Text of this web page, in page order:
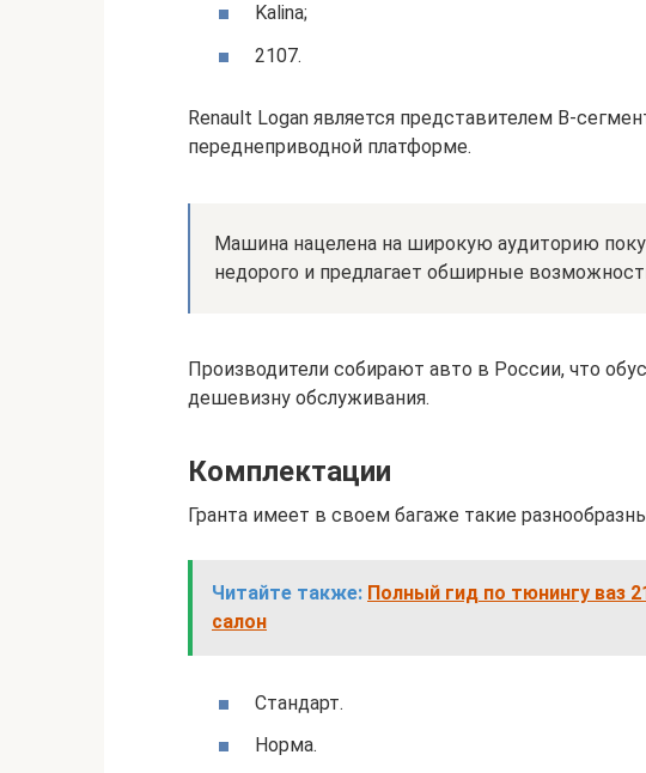
Kalina;
2107.
Renault Logan является представителем B-
переднеприводной платформе.
Машина нацелена на широкую аудиторию
недорого и предлагает обширные
Производители собирают авто в России, что
дешевизну обслуживания.
Комплектации
Гранта имеет в своем багаже такие
Читайте также: Полный гид по тюнингу ваз
салон
Стандарт.
Норма.